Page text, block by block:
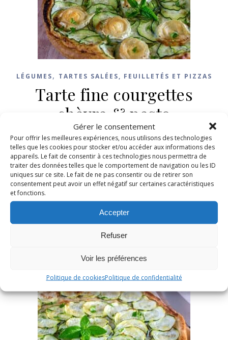
Gérer le consentement
Pour offrir les meilleures expériences, nous utilisons des technologies
telles que les cookies pour stocker et/ou accéder aux informations des
appareils. Le fait de consentir à ces technologies nous permettra de
traiter des données telles que le comportement de navigation ou les ID
uniques sur ce site. Le fait de ne pas consentir ou de retirer son
consentement peut avoir un effet négatif sur certaines caractéristiques
et fonctions.
Accepter
Refuser
Voir les préférences
Politique de cookiesPolitique de confidentialité
LÉGUMES, TARTES SALÉES, FEUILLETÉS ET PIZZAS
Tarte fine courgettes
chèvre & pesto
24 juin 2025 / 11 Commentaires
LIRE LA SUITE